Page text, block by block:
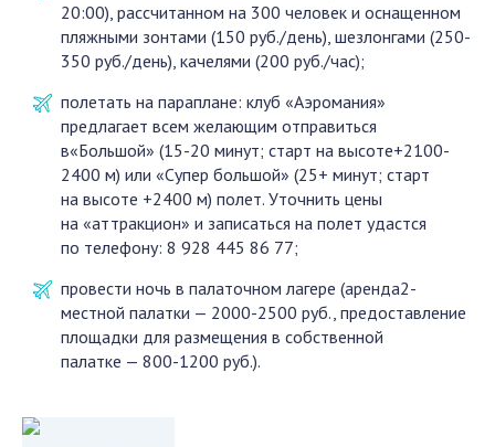
20:00), рассчитанном на 300 человек и оснащенном
пляжными зонтами (150 руб./день), шезлонгами (250-
350 руб./день), качелями (200 руб./час);
полетать на параплане: клуб «Аэромания»
предлагает всем желающим отправиться
в«Большой» (15-20 минут; старт на высоте+2100-
2400 м) или «Супер большой» (25+ минут; старт
на высоте +2400 м) полет. Уточнить цены
на «аттракцион» и записаться на полет удастся
по телефону: 8 928 445 86 77;
провести ночь в палаточном лагере (аренда2-
местной палатки — 2000-2500 руб., предоставление
площадки для размещения в собственной
палатке — 800-1200 руб.).